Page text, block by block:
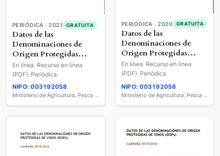
PERIÓDICA · 2021 GRATUITA
Datos de las
Denominaciones de
Origen Protegidas
(DOP) de Vinos
En línea. Recurso en línea
(PDF). Periódica.
NIPO: 003192058
Ministerio de Agricultura, Pesca y Alimentación
PERIÓDICA · 2020 GRATUITA
Datos de las
Denominaciones de
Origen Protegidas
(DOP) de Vinos
En línea. Recurso en línea
(PDF). Periódica.
NIPO: 003192058
Ministerio de Agricultura, Pesca y Alimentación